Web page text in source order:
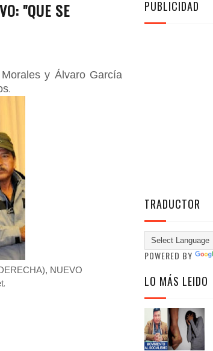
"QUE SE
y Álvaro García
.
NUEVO
.
PUBLICIDAD
TRADUCTOR
POWERED BY
LO MÁS LEIDO